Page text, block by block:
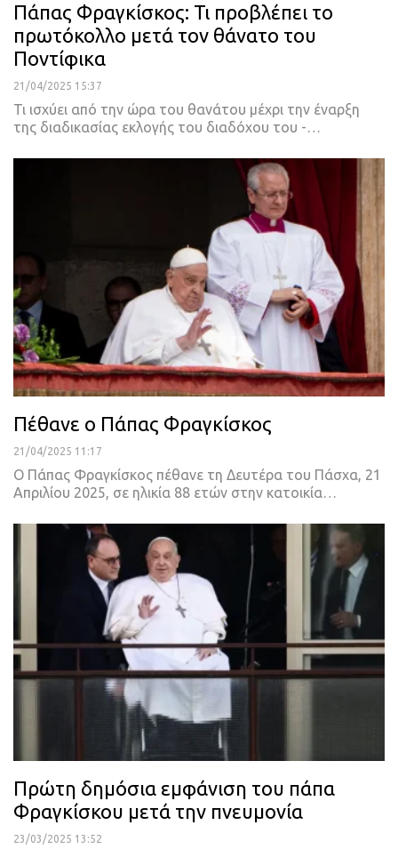
Πάπας Φραγκίσκος: Τι προβλέπει το
πρωτόκολλο μετά τον θάνατο του
Ποντίφικα
21/04/2025 15:37
Τι ισχύει από την ώρα του θανάτου μέχρι την έναρξη
της διαδικασίας εκλογής του διαδόχου του -…
Πέθανε ο Πάπας Φραγκίσκος
21/04/2025 11:17
Ο Πάπας Φραγκίσκος πέθανε τη Δευτέρα του Πάσχα, 21
Απριλίου 2025, σε ηλικία 88 ετών στην κατοικία…
Πρώτη δημόσια εμφάνιση του πάπα
Φραγκίσκου μετά την πνευμονία
23/03/2025 13:52